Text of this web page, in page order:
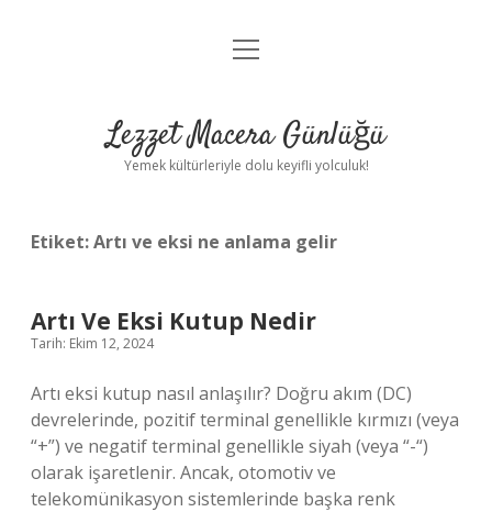
Anasayfa
Yasal Uyarı
menüyü
Lezzet Macera Günlüğü
Yemek kültürleriyle dolu keyifli yolculuk!
Etiket:Artı ve eksi ne anlama gelir
Artı Ve Eksi Kutup Nedir
Tarih: Ekim 12, 2024
Artı eksi kutup nasıl anlaşılır? Doğru akım (DC)
devrelerinde, pozitif terminal genellikle kırmızı (veya
“+”) ve negatif terminal genellikle siyah (veya “-“)
olarak işaretlenir. Ancak, otomotiv ve
telekomünikasyon sistemlerinde başka renk